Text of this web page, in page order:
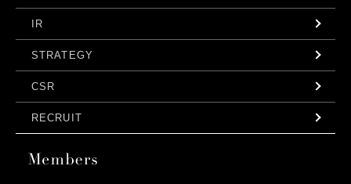
IR
STRATEGY
CSR
RECRUIT